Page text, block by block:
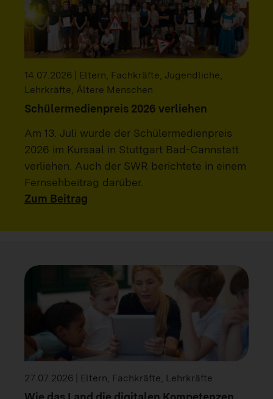
14.07.2026 | Eltern, Fachkräfte, Jugendliche,
Lehrkräfte, Ältere Menschen
Schülermedienpreis 2026 verliehen
Am 13. Juli wurde der Schülermedienpreis
2026 im Kursaal in Stuttgart Bad-Cannstatt
verliehen. Auch der SWR berichtete in einem
Fernsehbeitrag darüber.
Zum Beitrag
27.07.2026 | Eltern, Fachkräfte, Lehrkräfte